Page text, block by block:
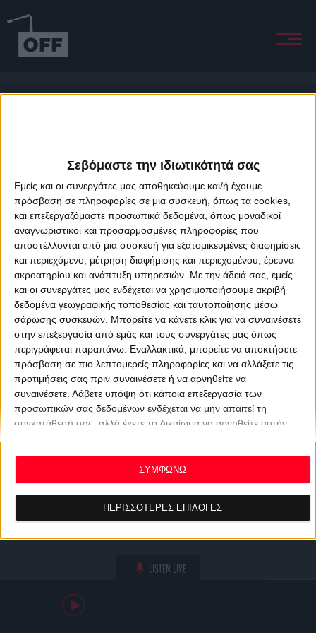
Σεβόμαστε την ιδιωτικότητά σας
Εμείς και οι συνεργάτες μας αποθηκεύουμε και/ή έχουμε
πρόσβαση σε πληροφορίες σε μια συσκευή, όπως τα cookies,
και επεξεργαζόμαστε προσωπικά δεδομένα, όπως μοναδικοί
αναγνωριστικοί και προσαρμοσμένες πληροφορίες που
αποστέλλονται από μια συσκευή για εξατομικευμένες διαφημίσεις
και περιεχόμενο, μέτρηση διαφήμισης και περιεχομένου, έρευνα
ακροατηρίου και ανάπτυξη υπηρεσιών. Με την άδειά σας, εμείς
και οι συνεργάτες μας ενδέχεται να χρησιμοποιήσουμε ακριβή
δεδομένα γεωγραφικής τοποθεσίας και ταυτοποίησης μέσω
σάρωσης συσκευών. Μπορείτε να κάνετε κλικ για να συναινέσετε
στην επεξεργασία από εμάς και τους συνεργάτες μας όπως
περιγράφεται παραπάνω. Εναλλακτικά, μπορείτε να αποκτήσετε
πρόσβαση σε πιο λεπτομερείς πληροφορίες και να αλλάξετε τις
προτιμήσεις σας πριν συναινέσετε ή να αρνηθείτε να
συναινέσετε. Λάβετε υπόψη ότι κάποια επεξεργασία των
προσωπικών σας δεδομένων ενδέχεται να μην απαιτεί τη
συγκατάθεσή σας, αλλά έχετε το δικαίωμα να αρνηθείτε αυτήν
ανακαλέσετε τη συγκατάθεσή σας ανά πάσα στιγμή
επιστρέφοντας σε αυτόν τον ιστότοπο και κάνοντας κλικ στο
κουμπί "Απορρήτου" στο κάτω μέρος της ιστοσελίδας.
ΠΕΡΙΣΣΟΤΕΡΕΣ ΕΠΙΛΟΓΕΣ
ΣΥΜΦΩΝΩ
LISTEN LIVE
About Offradio Business Class Terms & Conditions
Privacy Policy
Designed & developed byporcupine colors&Fotis Alexandrou